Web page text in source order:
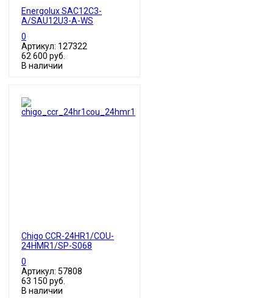
Energolux SAC12C3-
A/SAU12U3-A-WS
0
Артикул: 127322
62 600 руб.
В наличии
Chigo CCR-24HR1/COU-
24HMR1/SP-S068
0
Артикул: 57808
63 150 руб.
В наличии